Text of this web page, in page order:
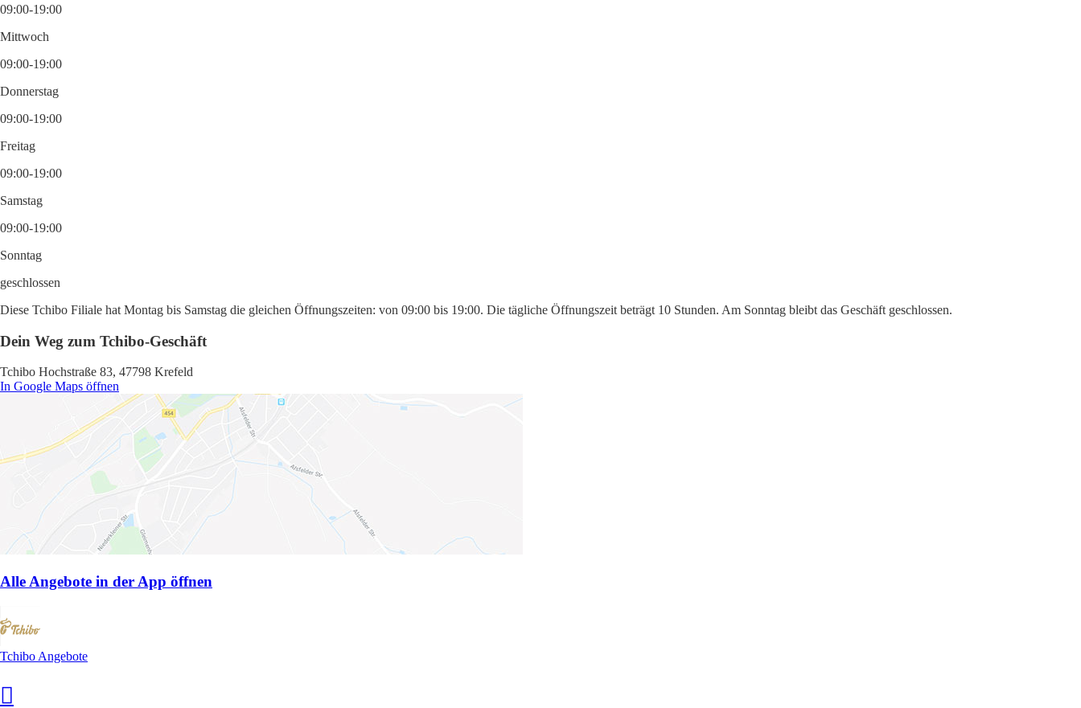
09:00-19:00
Mittwoch
09:00-19:00
Donnerstag
09:00-19:00
Freitag
09:00-19:00
Samstag
09:00-19:00
Sonntag
geschlossen
Diese Tchibo Filiale hat Montag bis Samstag die gleichen Öffnungszeiten: von 09:00 bis 19:00. Die tägliche Öffnungszeit beträgt 10 Stunden. Am Sonntag bleibt das Geschäft geschlossen.
Dein Weg zum Tchibo-Geschäft
Tchibo Hochstraße 83, 47798 Krefeld
In Google Maps öffnen
Alle Angebote in der App öffnen
Tchibo Angebote